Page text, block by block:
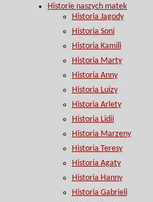
Historie naszych matek
Historia Jagody
Historia Soni
Historia Kamili
Historia Marty
Historia Anny
Historia Luizy
Historia Arlety
Historia Lidii
Historia Marzeny
Historia Teresy
Historia Agaty
Historia Hanny
Historia Gabrieli